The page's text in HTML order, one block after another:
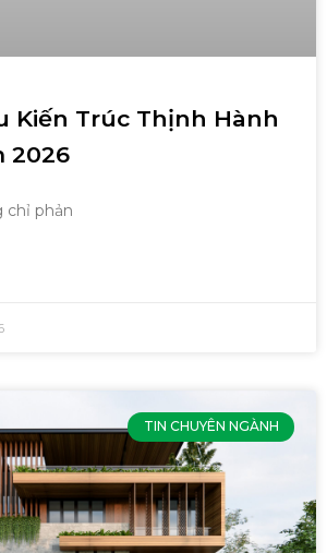
Kiến Trúc Thịnh Hành
2026
chỉ phản
TIN CHUYÊN NGÀNH